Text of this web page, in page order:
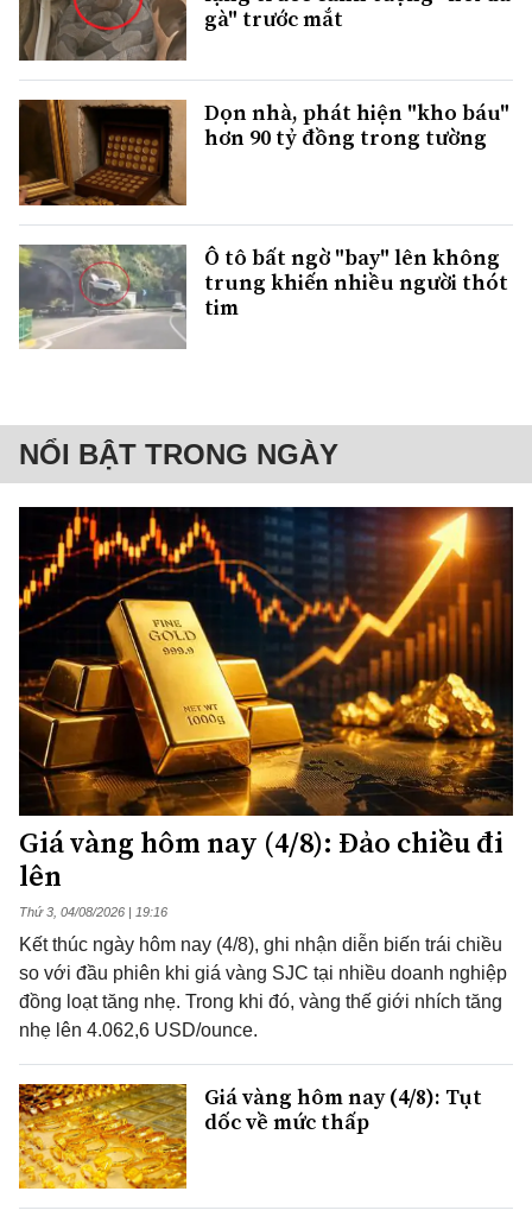
gà" trước mắt
Dọn nhà, phát hiện "kho báu"
hơn 90 tỷ đồng trong tường
Ô tô bất ngờ "bay" lên không
trung khiến nhiều người thót
tim
NỔI BẬT TRONG NGÀY
Giá vàng hôm nay (4/8): Đảo chiều đi
lên
Thứ 3, 04/08/2026 | 19:16
Kết thúc ngày hôm nay (4/8), ghi nhận diễn biến trái chiều
so với đầu phiên khi giá vàng SJC tại nhiều doanh nghiệp
đồng loạt tăng nhẹ. Trong khi đó, vàng thế giới nhích tăng
nhẹ lên 4.062,6 USD/ounce.
Giá vàng hôm nay (4/8): Tụt
dốc về mức thấp